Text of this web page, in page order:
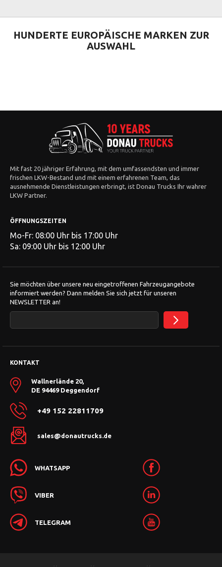
HUNDERTE EUROPÄISCHE MARKEN ZUR
AUSWAHL
Mit fast 20 jähriger Erfahrung, mit dem umfassendsten und immer
frischen LKW-Bestand und mit einem erfahrenen Team, das
ausnehmende Dienstleistungen erbringt, ist Donau Trucks Ihr wahrer
LKW Partner.
ÖFFNUNGSZEITEN
Mo-Fr: 08:00 Uhr bis 17:00 Uhr
Sa: 09:00 Uhr bis 12:00 Uhr
KONTAKT
Wallnerlände 20,
DE 94469 Deggendorf
+49 152 22811709
sales@donautrucks.de
WHATSAPP
VIBER
TELEGRAM
Sie möchten über unsere neu eingetroffenen Fahrzeugangebote
informiert werden? Dann melden Sie sich jetzt für unseren
NEWSLETTER an!